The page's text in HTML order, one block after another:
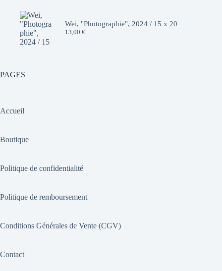
10,00 €.
7,00 €.
Wei, "Photographie", 2024 / 15 x 20
13,00 €
PAGES
Accueil
Boutique
Politique de confidentialité
Politique de remboursement
Conditions Générales de Vente (CGV)
Contact